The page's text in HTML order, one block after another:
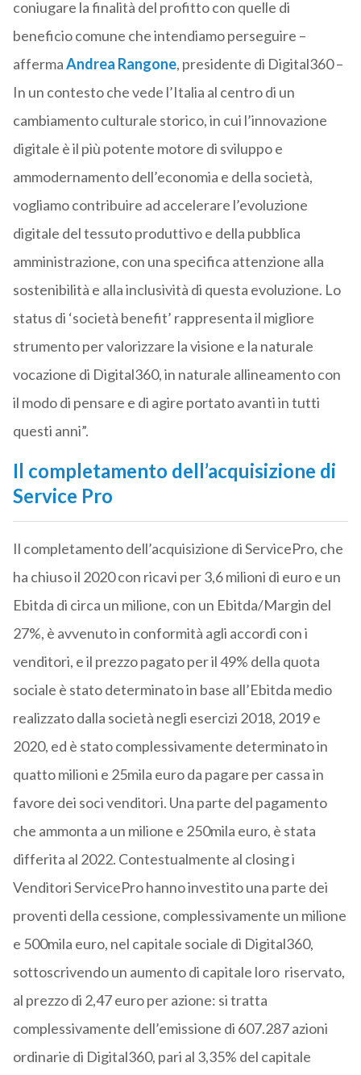
coniugare la finalità del profitto con quelle di
beneficio comune che intendiamo perseguire –
affermaAndrea Rangone, presidente di Digital360 –
In un contesto che vede l’Italia al centro di un
cambiamento culturale storico, in cui l’innovazione
digitale è il più potente motore di sviluppo e
ammodernamento dell’economia e della società,
vogliamo contribuire ad accelerare l’evoluzione
digitale del tessuto produttivo e della pubblica
amministrazione, con una specifica attenzione alla
sostenibilità e alla inclusività di questa evoluzione. Lo
status di ‘società benefit’ rappresenta il migliore
strumento per valorizzare la visione e la naturale
vocazione di Digital360, in naturale allineamento con
il modo di pensare e di agire portato avanti in tutti
questi anni”.
Il completamento dell’acquisizione di
Service Pro
Il completamento dell’acquisizione di ServicePro, che
ha chiuso il 2020 con ricavi per 3,6 milioni di euro e un
Ebitda di circa un milione, con un Ebitda/Margin del
27%, è avvenuto in conformità agli accordi con i
venditori, e il prezzo pagato per il 49% della quota
sociale è stato determinato in base all’Ebitda medio
realizzato dalla società negli esercizi 2018, 2019 e
2020, ed è stato complessivamente determinato in
quatto milioni e 25mila euro da pagare per cassa in
favore dei soci venditori. Una parte del pagamento
che ammonta a un milione e 250mila euro, è stata
differita al 2022. Contestualmente al closing i
Venditori ServicePro hanno investito una parte dei
proventi della cessione, complessivamente un milione
e 500mila euro, nel capitale sociale di Digital360,
sottoscrivendo un aumento di capitale loro riservato,
al prezzo di 2,47 euro per azione: si tratta
complessivamente dell’emissione di 607.287 azioni
ordinarie di Digital360, pari al 3,35% del capitale